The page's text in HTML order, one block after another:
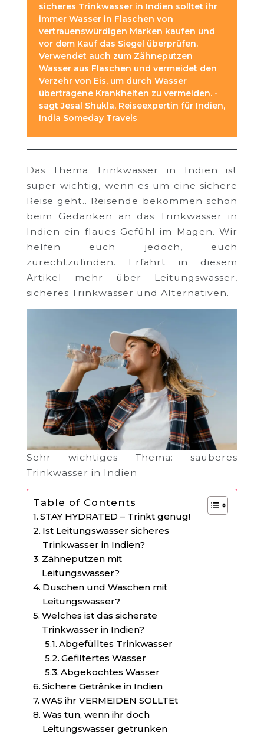
sicheres Trinkwasser in Indien solltet ihr
immer Wasser in Flaschen von
vertrauenswürdigen Marken kaufen und
vor dem Kauf das Siegel überprüfen.
Verwendet auch zum Zähneputzen
Wasser aus Flaschen und vermeidet den
Verzehr von Eis, um durch Wasser
übertragene Krankheiten zu vermeiden. -
sagt Jesal Shukla, Reiseexpertin für Indien,
India Someday Travels
Das Thema Trinkwasser in Indien ist
super wichtig, wenn es um eine sichere
Reise geht.. Reisende bekommen schon
beim Gedanken an das Trinkwasser in
Indien ein flaues Gefühl im Magen. Wir
helfen euch jedoch, euch
zurechtzufinden. Erfahrt in diesem
Artikel mehr über Leitungswasser,
sicheres Trinkwasser und Alternativen.
Sehr wichtiges Thema: sauberes
Trinkwasser in Indien
Table of Contents
STAY HYDRATED – Trinkt genug!
Ist Leitungswasser sicheres
Trinkwasser in Indien?
Zähneputzen mit
Leitungswasser?
Duschen und Waschen mit
Leitungswasser?
Welches ist das sicherste
Trinkwasser in Indien?
Abgefülltes Trinkwasser
Gefiltertes Wasser
Abgekochtes Wasser
Sichere Getränke in Indien
WAS ihr VERMEIDEN SOLLTEt
Was tun, wenn ihr doch
Leitungswasser getrunken